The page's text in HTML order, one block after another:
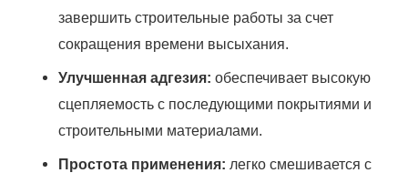
завершить строительные работы за счет
сокращения времени высыхания.
Улучшенная адгезия: обеспечивает высокую
сцепляемость с последующими покрытиями и
строительными материалами.
Простота применения: легко смешивается с